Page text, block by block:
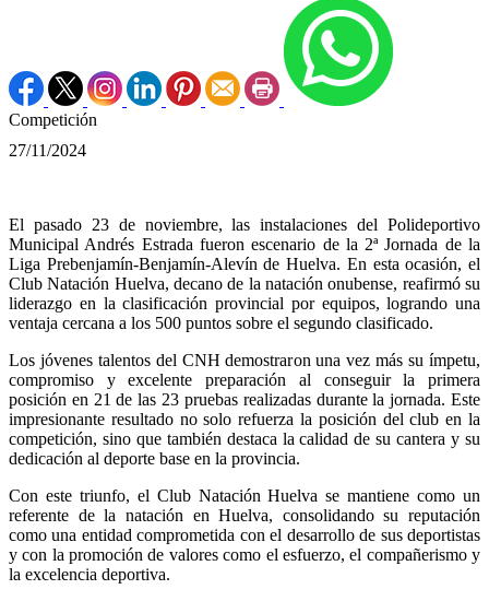
Competición
27/11/2024
El pasado 23 de noviembre, las instalaciones del Polideportivo
Municipal Andrés Estrada fueron escenario de la 2ª Jornada de la
Liga Prebenjamín-Benjamín-Alevín de Huelva. En esta ocasión, el
Club Natación Huelva, decano de la natación onubense, reafirmó su
liderazgo en la clasificación provincial por equipos, logrando una
ventaja cercana a los 500 puntos sobre el segundo clasificado.
Los jóvenes talentos del CNH demostraron una vez más su ímpetu,
compromiso y excelente preparación al conseguir la primera
posición en 21 de las 23 pruebas realizadas durante la jornada. Este
impresionante resultado no solo refuerza la posición del club en la
competición, sino que también destaca la calidad de su cantera y su
dedicación al deporte base en la provincia.
Con este triunfo, el Club Natación Huelva se mantiene como un
referente de la natación en Huelva, consolidando su reputación
como una entidad comprometida con el desarrollo de sus deportistas
y con la promoción de valores como el esfuerzo, el compañerismo y
la excelencia deportiva.